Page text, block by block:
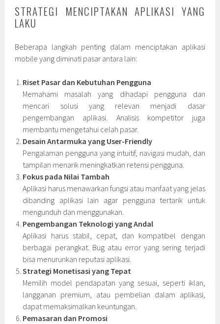
STRATEGI MENCIPTAKAN APLIKASI YANG
LAKU
Beberapa langkah penting dalam menciptakan aplikasi
mobile yang diminati pasar antara lain:
Riset Pasar dan Kebutuhan Pengguna
Memahami masalah yang dihadapi pengguna dan
mencari solusi yang relevan menjadi dasar
pengembangan aplikasi. Analisis kompetitor juga
membantu mengetahui celah pasar.
Desain Antarmuka yang User-Friendly
Pengalaman pengguna yang intuitif, navigasi mudah, dan
tampilan menarik meningkatkan retensi pengguna.
Fokus pada Nilai Tambah
Aplikasi harus menawarkan fungsi atau manfaat yang jelas
dibanding aplikasi lain agar pengguna tertarik untuk
mengunduh dan menggunakan.
Pengembangan Teknologi yang Andal
Aplikasi harus stabil, cepat, dan kompatibel dengan
berbagai perangkat. Bug atau error yang sering terjadi
bisa menurunkan reputasi aplikasi.
Strategi Monetisasi yang Tepat
Memilih model pendapatan yang sesuai, seperti iklan,
langganan premium, atau pembelian dalam aplikasi,
dapat memaksimalkan keuntungan.
Pemasaran dan Promosi